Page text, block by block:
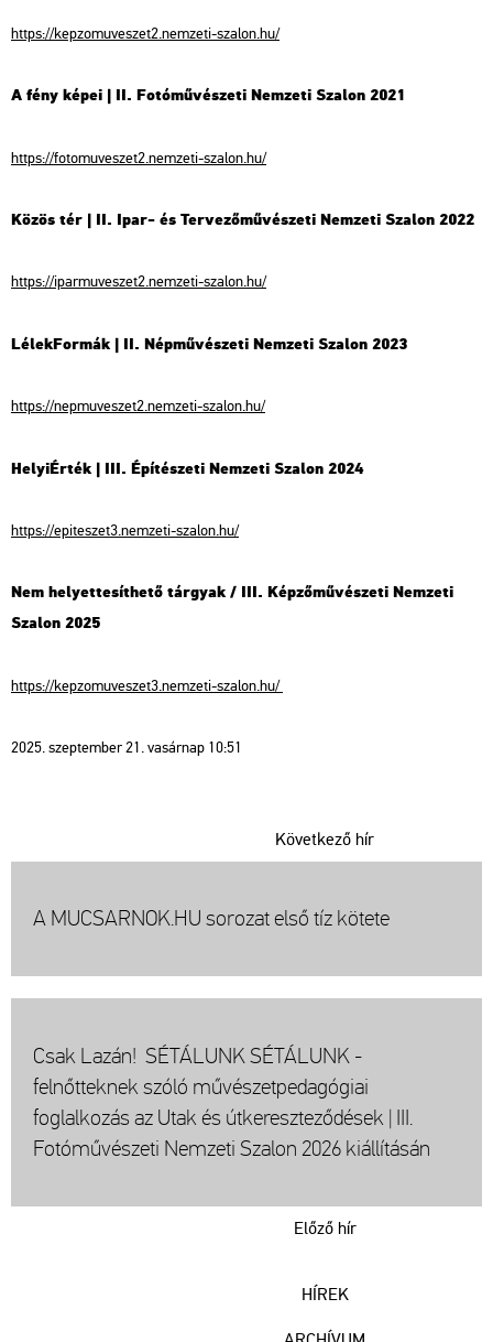
https://kepzomuveszet2.nemzeti-szalon.hu/
A fény képei | II. Fotóművészeti Nemzeti Szalon 2021
https://fotomuveszet2.nemzeti-szalon.hu/
Közös tér | II. Ipar- és Tervezőművészeti Nemzeti Szalon 2022
https://iparmuveszet2.nemzeti-szalon.hu/
LélekFormák | II. Népművészeti Nemzeti Szalon 2023
https://nepmuveszet2.nemzeti-szalon.hu/
HelyiÉrték | III. Építészeti Nemzeti Szalon 2024
https://epiteszet3.nemzeti-szalon.hu/
Nem helyettesíthető tárgyak / III. Képzőművészeti Nemzeti
Szalon 2025
https://kepzomuveszet3.nemzeti-szalon.hu/
2025. szeptember 21. vasárnap 10:51
Következő hír
A MUCSARNOK.HU sorozat első tíz kötete
Csak Lazán! SÉTÁLUNK SÉTÁLUNK -
felnőtteknek szóló művészetpedagógiai
foglalkozás az Utak és útkereszteződések | III.
Fotóművészeti Nemzeti Szalon 2026 kiállításán
Előző hír
HÍREK